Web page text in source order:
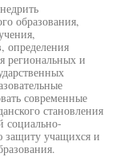
образования,
определения
региональных и
современные
становления
социально-
защиту учащихся и